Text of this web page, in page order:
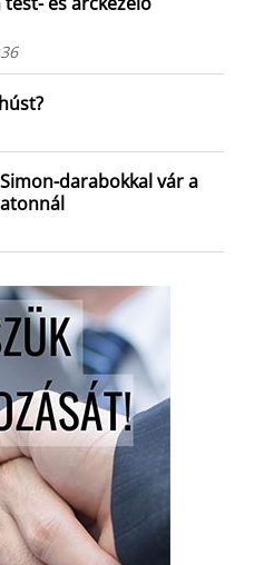
darabokkal vár a